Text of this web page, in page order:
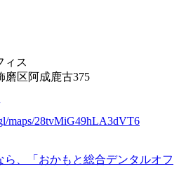
ィス
磨区阿成鹿古375
maps/28tvMiG49hLA3dVT6